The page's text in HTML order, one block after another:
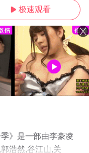
 极速观看
》是一部由李豪凌
浩然,谷江山,关